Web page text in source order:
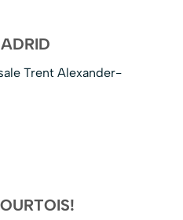
Trent Alexander-